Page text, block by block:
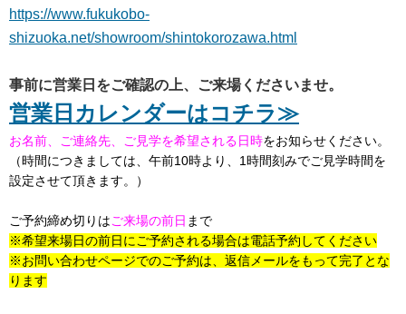
https://www.fukukobo-
shizuoka.net/showroom/shintokorozawa.html
事前に営業日をご確認の上、ご来場くださいませ。
営業日カレンダーはコチラ≫
お名前、ご連絡先、ご見学を希望される日時をお知らせください。
（時間につきましては、午前10時より、 1時間刻みでご見学時間を
設定させて頂きます。）
ご予約締め切りはご来場の前日 まで
※希望来場日の前日にご予約される場合は電話予約してください
※お問い合わせページでのご予約は、返信メールをもって完了とな
ります